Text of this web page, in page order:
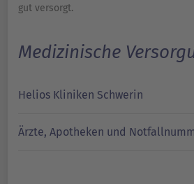
gut versorgt.
Medizinische
Helios Kliniken Schwerin
Ärzte, Apotheken und